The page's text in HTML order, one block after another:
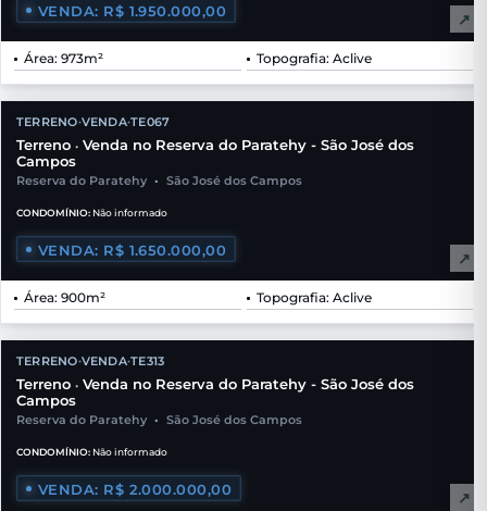
VENDA: R$ 1.950.000,00 ↗
Área: 973m² Topografia: Aclive
TERRENO•VENDA•TE067
Terreno • Venda no Reserva do Paratehy - São José dos
Campos
Reserva do Paratehy • São José dos Campos
CONDOMÍNIO: Não informado
VENDA: R$ 1.650.000,00 ↗
Área: 900m² Topografia: Aclive
TERRENO•VENDA•TE313
Terreno • Venda no Reserva do Paratehy - São José dos
Campos
Reserva do Paratehy • São José dos Campos
CONDOMÍNIO: Não informado
VENDA: R$ 2.000.000,00 ↗